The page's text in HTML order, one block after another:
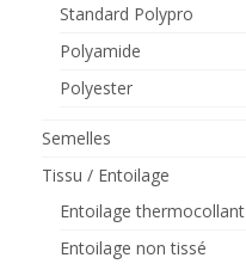
Standard Polypro
Polyamide
Polyester
Semelles
Tissu / Entoilage
Entoilage thermocollant
Entoilage non tissé